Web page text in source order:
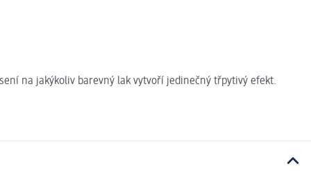
na jakýkoliv barevný lak vytvoří jedinečný třpytivý efekt.